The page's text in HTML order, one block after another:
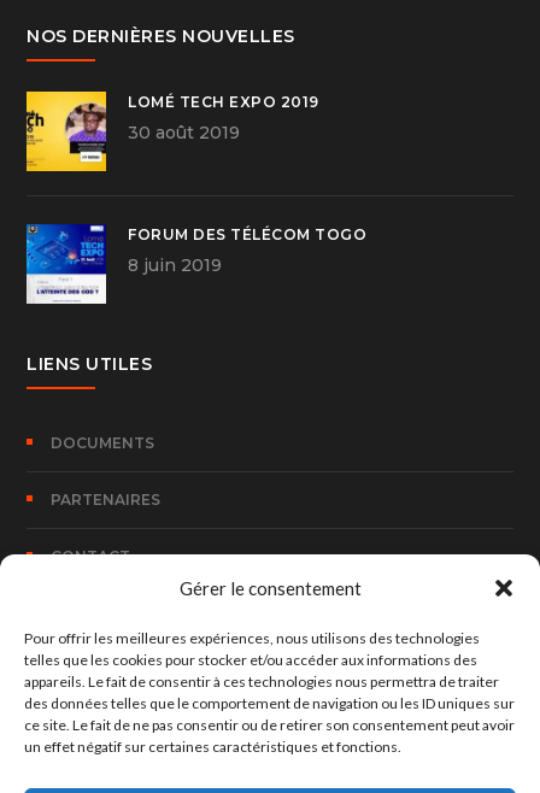
Gérer le consentement
Pour offrir les meilleures expériences, nous utilisons des technologies
telles que les cookies pour stocker et/ou accéder aux informations des
appareils. Le fait de consentir à ces technologies nous permettra de traiter
des données telles que le comportement de navigation ou les ID uniques sur
ce site. Le fait de ne pas consentir ou de retirer son consentement peut avoir
un effet négatif sur certaines caractéristiques et fonctions.
NOS DERNIÈRES NOUVELLES
LOMÉ TECH EXPO 2019
30 août 2019
FORUM DES TÉLÉCOM TOGO
8 juin 2019
LIENS UTILES
DOCUMENTS
PARTENAIRES
CONTACT
CONTACT
100, Rue Bombouaka 14 B.P. 170 Lomé – TOGO